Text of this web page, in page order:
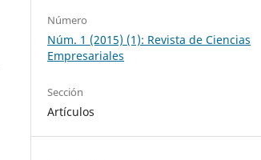
Número
Núm. 1 (2015) (1): Revista de Ciencias
Empresariales
Sección
Artículos